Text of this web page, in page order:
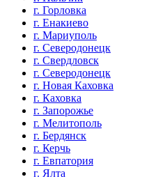
г. Горловка
г. Енакиево
г. Мариуполь
г. Северодонецк
г. Свердловск
г. Северодонецк
г. Новая Каховка
г. Каховка
г. Запорожье
г. Мелитополь
г. Бердянск
г. Керчь
г. Евпатория
г. Ялта